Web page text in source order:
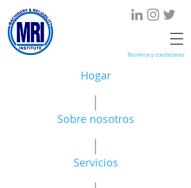
Términos y condiciones
Hogar
Sobre nosotros
Servicios